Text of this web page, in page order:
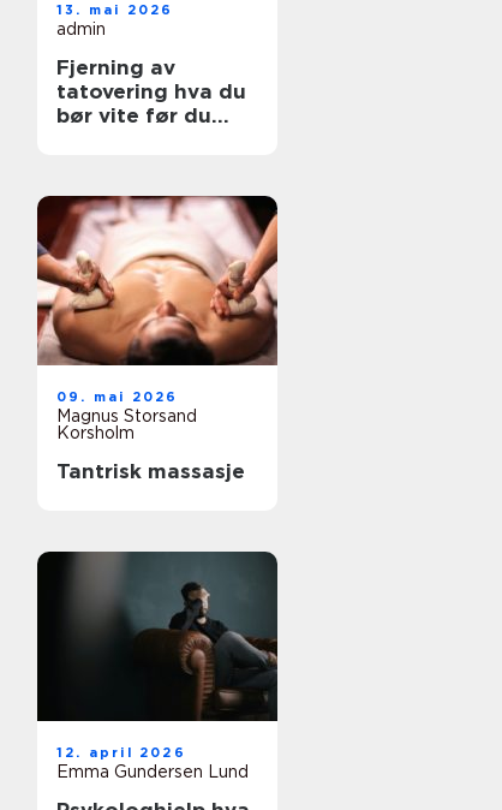
13. mai 2026
admin
Fjerning av
tatovering hva du
bør vite før du
09. mai 2026
Magnus Storsand
Korsholm
Tantrisk massasje
12. april 2026
Emma Gundersen Lund